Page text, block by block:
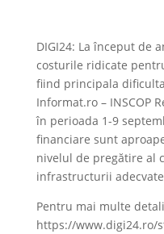
DIGI24: La început de
costurile ridicate
fiind principala
Informat.ro – INSCOP
în perioada 1-9
financiare sunt
nivelul de pregătire al
infrastructurii
Pentru mai multe
https://www.digi24.ro/